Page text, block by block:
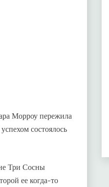
Морроу пережила
состоялось
Три Сосны
ее когда-то